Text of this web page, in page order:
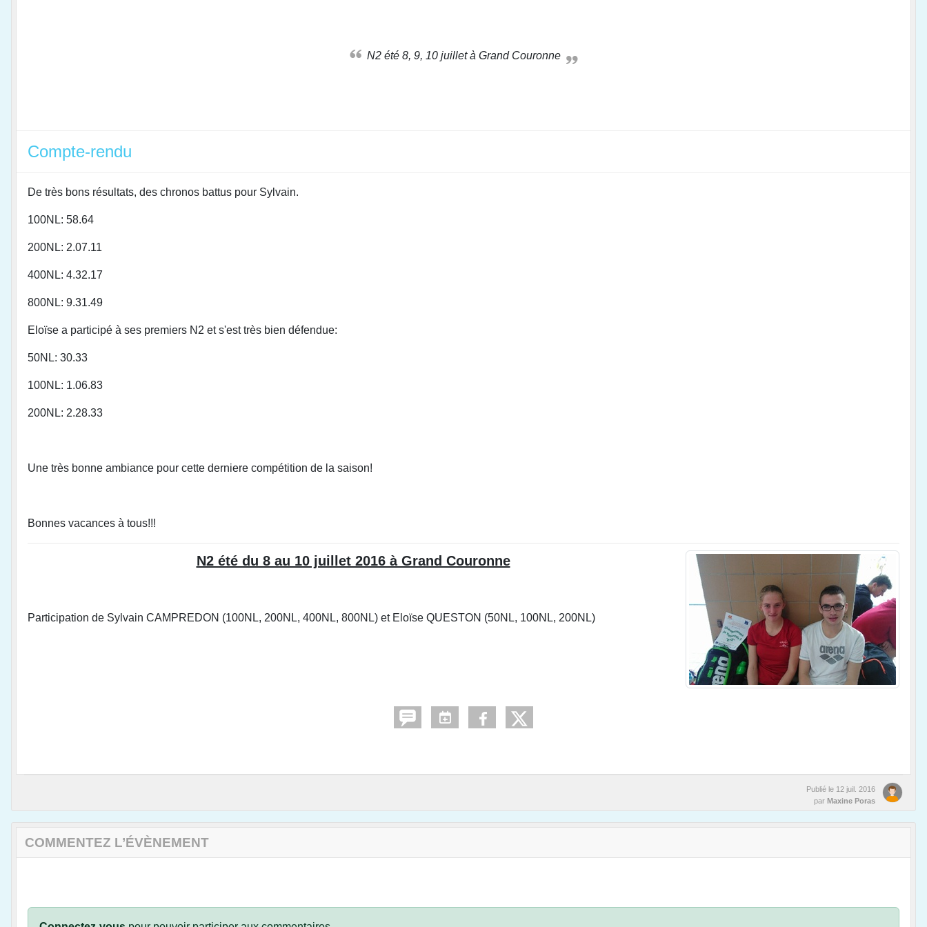
N2 été 8, 9, 10 juillet à Grand Couronne
Compte-rendu
De très bons résultats, des chronos battus pour Sylvain.
100NL: 58.64
200NL: 2.07.11
400NL: 4.32.17
800NL: 9.31.49
Eloïse a participé à ses premiers N2 et s'est très bien défendue:
50NL: 30.33
100NL: 1.06.83
200NL: 2.28.33
Une très bonne ambiance pour cette derniere compétition de la saison!
Bonnes vacances à tous!!!
N2 été du 8 au 10 juillet 2016 à Grand Couronne
Participation de Sylvain CAMPREDON (100NL, 200NL, 400NL, 800NL) et Eloïse QUESTON (50NL, 100NL, 200NL)
Publié le 12 juil. 2016
par Maxine Poras
COMMENTEZ L’ÉVÈNEMENT